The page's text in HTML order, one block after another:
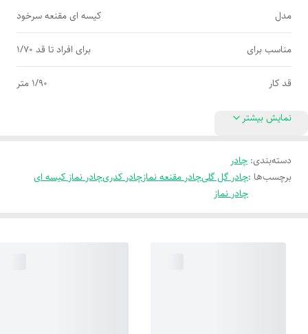
مدل کیسه ای مقنعه سرخود
مناسب برای برای افراد تا قد 1/70
قد کار 1/90 متر
نمایش بیشتر
دسته‌بندی: چادر
برچسب‌ها :چادر گل گلیچادر مقنعه نمازچادر کدریچادر نماز کیسه ای
چادر نماز